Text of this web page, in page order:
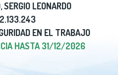
SERGIO LEONARDO
EN EL TRABAJO
HASTA 31/12/2026